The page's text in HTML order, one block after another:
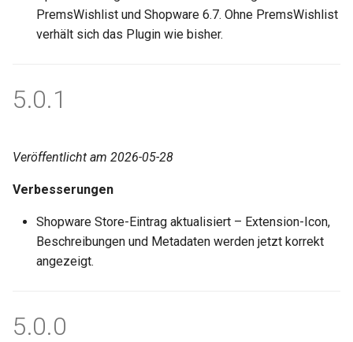
PremsWishlist und Shopware 6.7. Ohne PremsWishlist
verhält sich das Plugin wie bisher.
5.0.1
Veröffentlicht am 2026-05-28
Verbesserungen
Shopware Store-Eintrag aktualisiert – Extension-Icon,
Beschreibungen und Metadaten werden jetzt korrekt
angezeigt.
5.0.0